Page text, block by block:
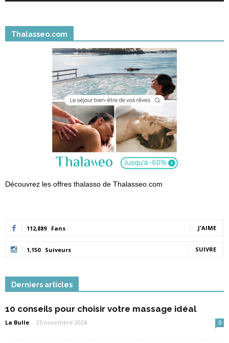
Thalasseo.com
Découvrez les offres thalasso de Thalasseo.com
112,889 Fans J'AIME
1,150 Suiveurs SUIVRE
Derniers articles
10 conseils pour choisir votre massage idéal
La Bulle - 25 novembre 2024 0